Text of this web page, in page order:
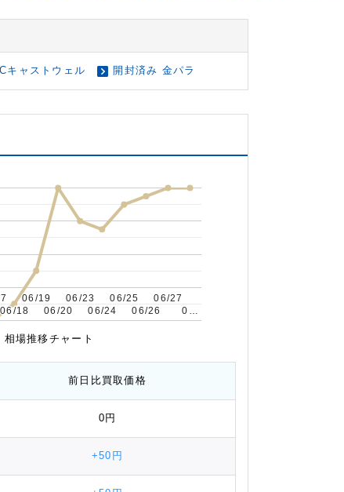
キャストウェル 開封済み 金パラ
06/18
06/18
06/19
06/19
06/20
06/20
06/23
06/23
06/24
06/24
06/25
06/25
06/26
06/26
06/27
06/27
0…
0…
場推移チャート
前日比買取価格
0円
+50円